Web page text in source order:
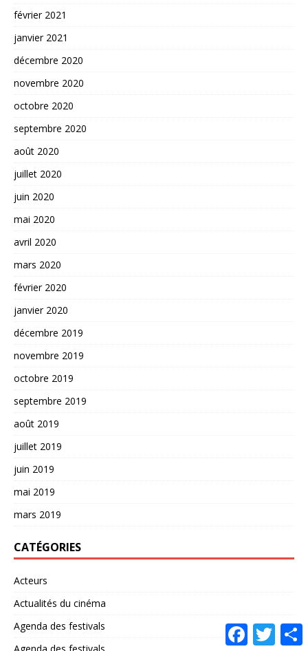
février 2021
janvier 2021
décembre 2020
novembre 2020
octobre 2020
septembre 2020
août 2020
juillet 2020
juin 2020
mai 2020
avril 2020
mars 2020
février 2020
janvier 2020
décembre 2019
novembre 2019
octobre 2019
septembre 2019
août 2019
juillet 2019
juin 2019
mai 2019
mars 2019
CATÉGORIES
Acteurs
Actualités du cinéma
Agenda des festivals
Agenda des festivals
T